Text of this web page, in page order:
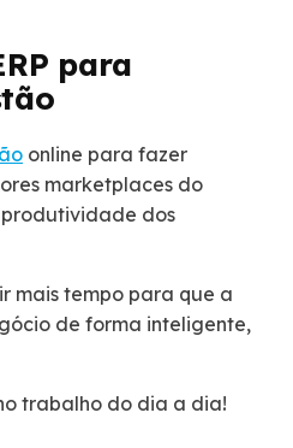
para
online para fazer
marketplaces do
dos
mais tempo para que a
de forma inteligente,
trabalho do dia a dia!